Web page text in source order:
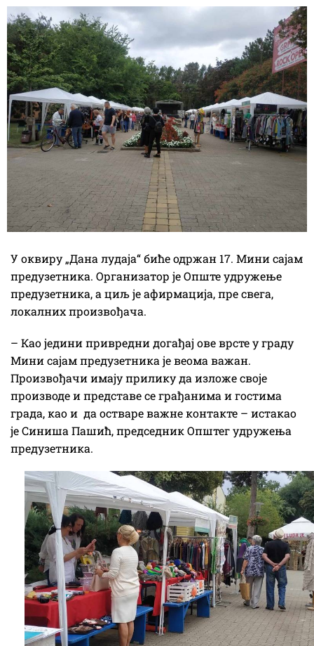
У оквиру „Дана лудаја“ биће одржан 17. Мини сајам
предузетника. Организатор је Опште удружење
предузетника, а циљ је афирмација, пре свега,
локалних произвођача.
– Као једини привредни догађај ове врсте у граду
Мини сајам предузетника је веома важан.
Произвођачи имају прилику да изложе своје
производе и представе се грађанима и гостима
града, као и да остваре важне контакте – истакао
је Синиша Пашић, председник Општег удружења
предузетника.